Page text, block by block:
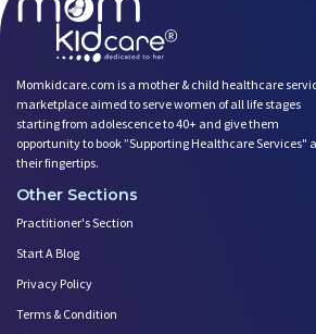
Momkidcare.com is a mother & child healthcare
marketplace aimed to serve women of all life stages
starting from adolescence to 40+ and give them
opportunity to book ”Supporting Healthcare Services"
their fingertips.
Other Sections
Practitioner's Section
Start A Blog
Privacy Policy
Terms & Condition